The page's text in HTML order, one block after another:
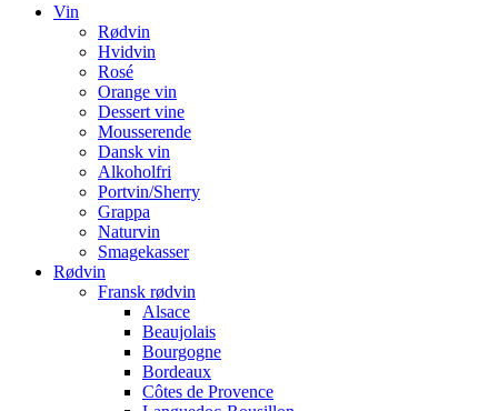
Vin
Rødvin
Hvidvin
Rosé
Orange vin
Dessert vine
Mousserende
Dansk vin
Alkoholfri
Portvin/Sherry
Grappa
Naturvin
Smagekasser
Rødvin
Fransk rødvin
Alsace
Beaujolais
Bourgogne
Bordeaux
Côtes de Provence